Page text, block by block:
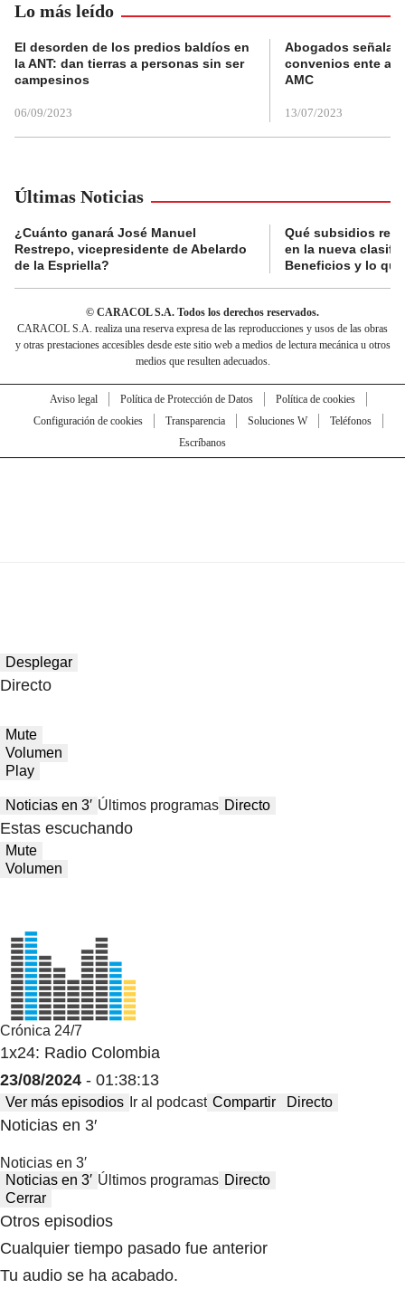
Lo más leído
El desorden de los predios baldíos en
la ANT: dan tierras a personas sin ser
campesinos
06/09/2023
Abogados
convenios ente
AMC
13/07/2023
Últimas Noticias
¿Cuánto ganará José Manuel
Restrepo, vicepresidente de Abelardo
de la Espriella?
Qué subsidios
en la nueva
Beneficios y lo
© CARACOL S.A. Todos los derechos reservados.
CARACOL S.A. realiza una reserva expresa de las reproducciones y usos de las obras
y otras prestaciones accesibles desde este sitio web a medios de lectura mecánica u otros
medios que resulten adecuados.
Aviso legal Política de Protección de Datos
Política de cookies
Configuración de cookies
Transparencia Soluciones W
Teléfonos
Escríbanos
Desplegar
Directo
Mute
Volumen
Play
Noticias en 3′ Últimos programas Directo
Estas escuchando
Mute
Volumen
Crónica 24/7
1x24: Radio Colombia
23/08/2024 - 01:38:13
Ver más episodios Ir al podcast Compartir Directo
Noticias en 3′
Noticias en 3′
Noticias en 3′ Últimos programas Directo
Cerrar
Otros episodios
Cualquier tiempo pasado fue anterior
Tu audio se ha acabado.